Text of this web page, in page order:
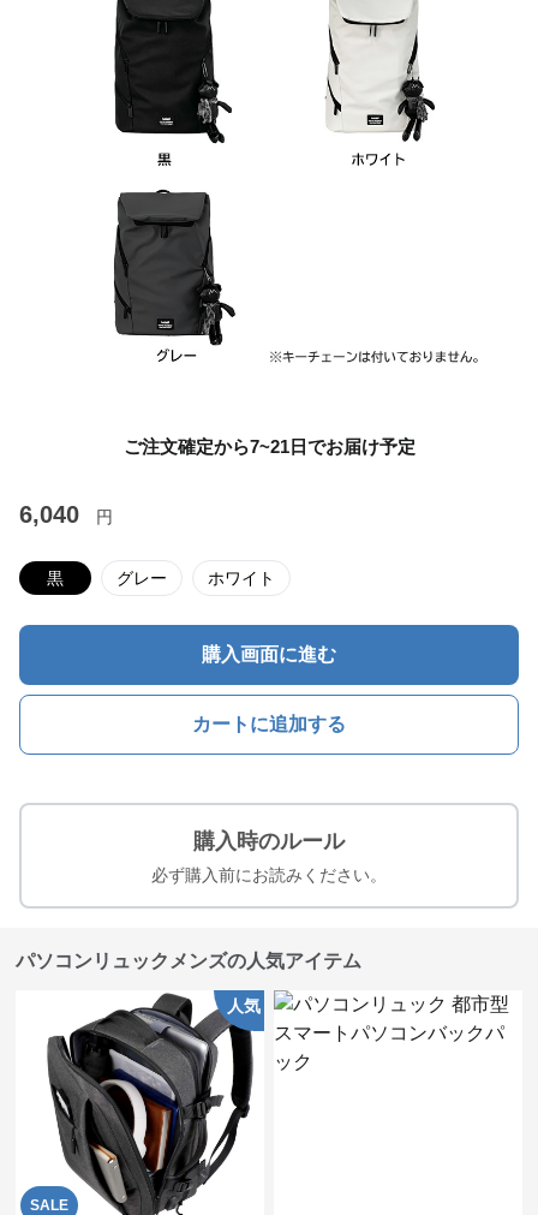
ご注文確定から7~21日でお届け予定
6,040 円
黒 グレー ホワイト
購入画面に進む
カートに追加する
購入時のルール
必ず購入前にお読みください。
パソコンリュックメンズの人気アイテム
SALE
人気